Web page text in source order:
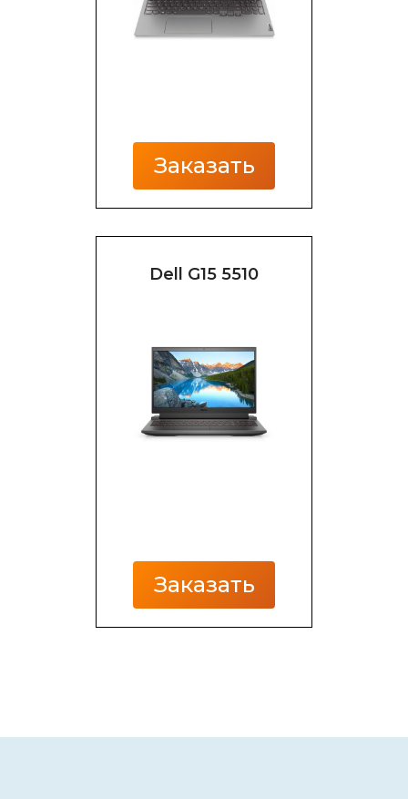
Заказать
Dell G15 5510
Заказать